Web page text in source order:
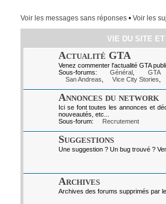
Voir les messages sans réponses• Voir les
VIE DU SITE ET
Actualité GTA
Venez commenter l'actualité GTA
Sous-forums:
Général GTA
San Andreas
Vice City Stories
Annonces du network
Ici se font toutes les annonces et
nouveautés, etc...
Sous-forum:
Recrutement
Suggestions
Une suggestion ? Un bug trouvé ?
Archives
Archives des forums supprimés par